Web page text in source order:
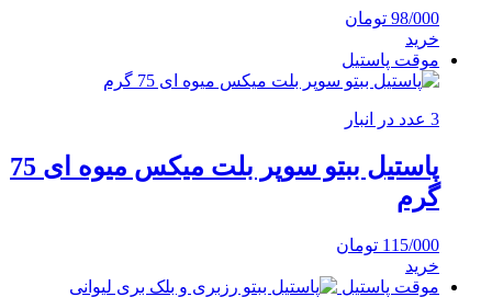
98/000 تومان
خرید
موقت پاستیل
3 عدد در انبار
پاستیل ببتو سوپر بلت میکس میوه ای 75
گرم
115/000 تومان
خرید
موقت پاستیل